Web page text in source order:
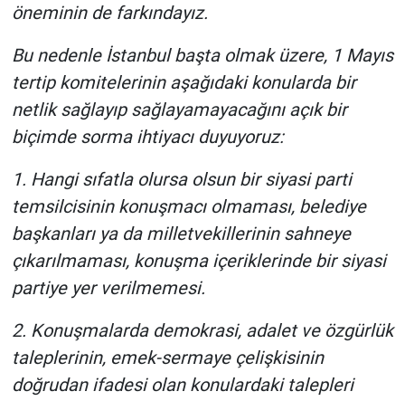
öneminin de farkındayız.
Bu nedenle İstanbul başta olmak üzere, 1 Mayıs
tertip komitelerinin aşağıdaki konularda bir
netlik sağlayıp sağlayamayacağını açık bir
biçimde sorma ihtiyacı duyuyoruz:
1. Hangi sıfatla olursa olsun bir siyasi parti
temsilcisinin konuşmacı olmaması, belediye
başkanları ya da milletvekillerinin sahneye
çıkarılmaması, konuşma içeriklerinde bir siyasi
partiye yer verilmemesi.
2. Konuşmalarda demokrasi, adalet ve özgürlük
taleplerinin, emek-sermaye çelişkisinin
doğrudan ifadesi olan konulardaki talepleri